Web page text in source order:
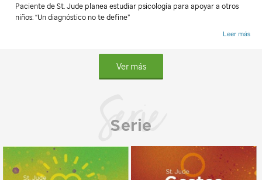
Paciente deSt. Jude planea estudiar psicología para apoyar a otros
niños: “Un diagnóstico no te define”
Ver más
Serie